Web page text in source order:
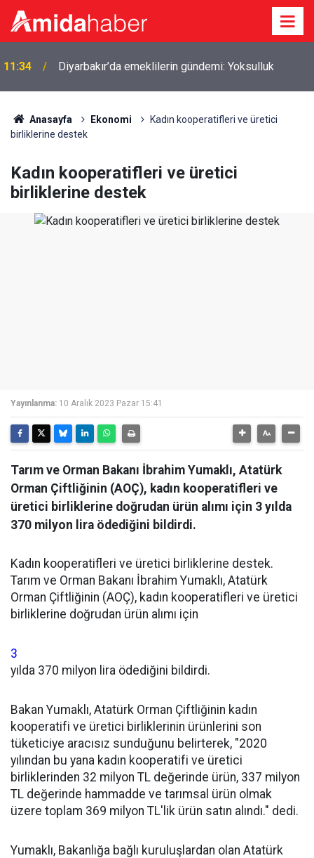
11:34 Diyarbakır’da emeklilerin gündemi: Yoksulluk
Anasayfa Ekonomi
Kadın kooperatifleri ve üretici
birliklerine destek
Kadın kooperatifleri ve üretici
birliklerine destek
Yayınlanma: 10 Aralık 2023 Pazar 15:41
Tarım ve Orman Bakanı İbrahim Yumaklı, Atatürk
Orman Çiftliğinin (AOÇ), kadın kooperatifleri ve
üretici birliklerine doğrudan ürün alımı için 3 yılda
370 milyon lira ödediğini bildirdi.
Kadın kooperatifleri ve üretici birliklerine destek.
Tarım ve Orman Bakanı İbrahim Yumaklı, Atatürk
Orman Çiftliğinin (AOÇ), kadın kooperatifleri ve üretici
birliklerine doğrudan ürün alımı için
3
yılda 370 milyon lira ödediğini bildirdi.
Bakan Yumaklı, Atatürk Orman Çiftliğinin kadın
kooperatifi ve üretici birliklerinin ürünlerini son
tüketiciye aracısız sunduğunu belirterek, "2020
yılından bu yana kadın kooperatifi ve üretici
birliklerinden 32 milyon TL değerinde ürün, 337 milyon
TL değerinde hammadde ve tarımsal ürün olmak
üzere toplam 369 milyon TL'lik ürün satın alındı." dedi.
Yumaklı, Bakanlığa bağlı kuruluşlardan olan Atatürk